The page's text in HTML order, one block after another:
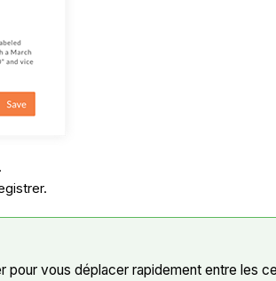
vous déplacer rapidement entre les